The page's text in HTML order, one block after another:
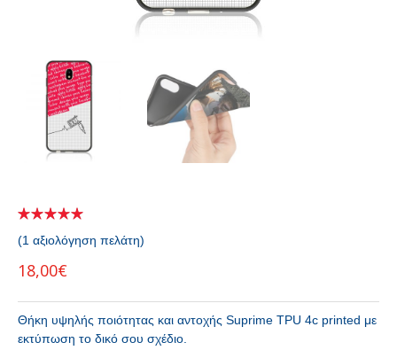
(1 αξιολόγηση πελάτη)
18,00€
Θήκη υψηλής ποιότητας και αντοχής Suprime TPU 4c printed με
εκτύπωση το δικό σου σχέδιο.